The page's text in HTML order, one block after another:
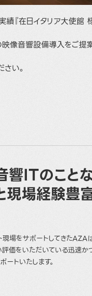
績『在日イタリア大使館
像音響設備導入をご提
い。
響ITのことな
現場経験豊
場をサポートしてきたAZA
価をいただいている迅速か
ートいたします。